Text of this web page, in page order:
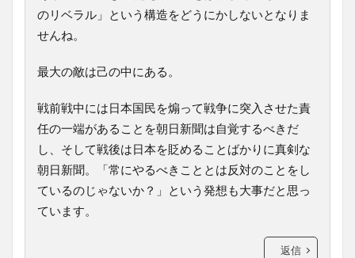
のリベラル」という構造をどうにかしないとなりま
せんね。
最大の敵は己の中にある。
戦前戦中には日本国民を煽って戦争に突入させた責
任の一端があることを朝日新聞は自覚するべきだ
し、そして戦後は日本を貶めることばかりに真剣な
朝日新聞。「常にやるべきこととは反対のことをし
ているのじゃないか？」という発想も大事だと思っ
ています。
返信